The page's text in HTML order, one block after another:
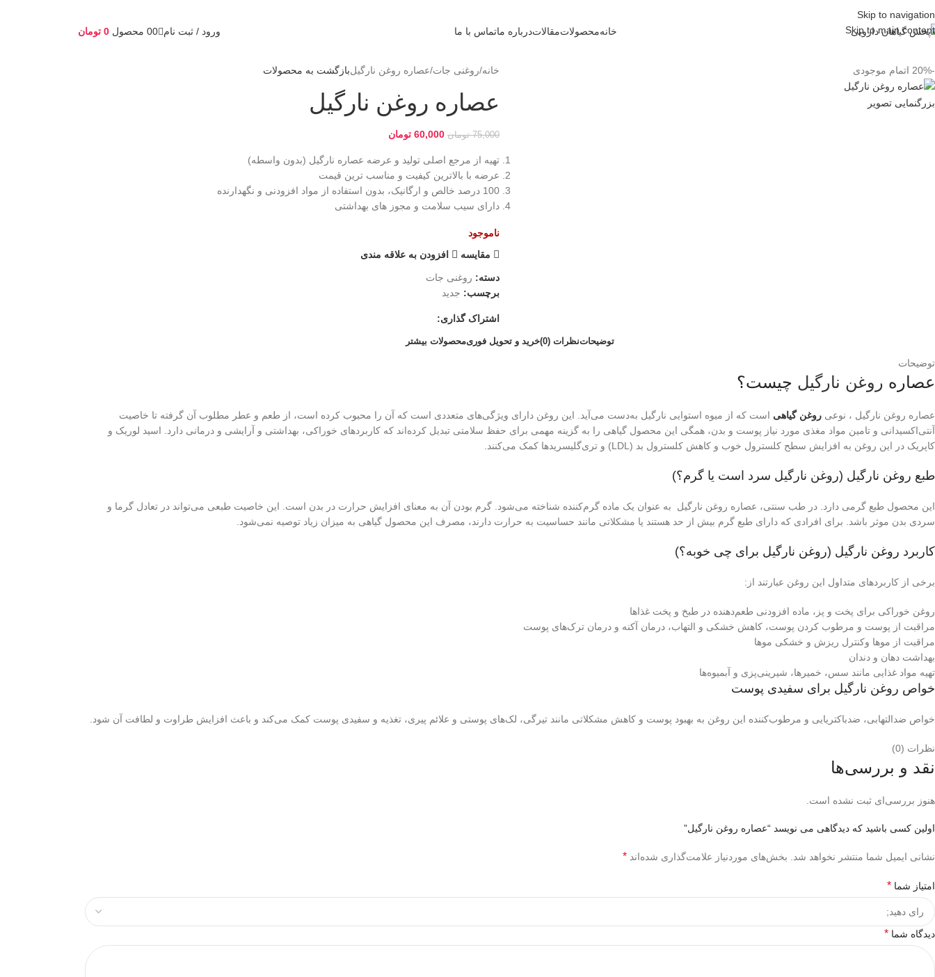
Skip to navigation
Skip to main content
خانهمحصولاتمقالاتدرباره ماتماس با ما ورود / ثبت نام 0
0 محصول 0 تومان
-20% اتمام موجودی
بزرگنمایی تصویر
خانه روغنی جات عصاره روغن نارگیلبازگشت به محصولات
عصاره روغن نارگیل
75,000 تومان 60,000 تومان
تهیه از مرجع اصلی تولید و عرضه عصاره نارگیل (بدون واسطه)
عرضه با بالاترین کیفیت و مناسب ترین قیمت
100 درصد خالص و ارگانیک، بدون استفاده از مواد افزودنی و نگهدارنده
دارای سیب سلامت و مجوز های بهداشتی
ناموجود
مقایسه
افزودن به علاقه مندی
دسته: روغنی جات
برچسب: جدید
اشتراک گذاری:
توضیحاتنظرات (0) خرید و تحویل فوریمحصولات بیشتر
توضیحات
عصاره روغن نارگیل چیست؟
عصاره روغن نارگیل ، نوعی روغن گیاهی است که از میوه استوایی نارگیل به‌دست می‌آید. این روغن دارای ویژگی‌های متعددی است که آن را محبوب کرده است، از طعم و عطر مطلوب آن گرفته تا خاصیت
آنتی‌اکسیدانی و تامین مواد مغذی مورد نیاز پوست و بدن، همگی این محصول گیاهی را به گزینه مهمی برای حفظ سلامتی تبدیل کرده‌اند که کاربردهای خوراکی، بهداشتی و آرایشی و درمانی دارد. اسید لوریک و
کاپریک در این روغن به افزایش سطح کلسترول خوب و کاهش کلسترول بد (LDL) و تری‌گلیسریدها کمک می‌کنند.
طبع روغن نارگیل (روغن نارگیل سرد است یا گرم؟)
این محصول طبع گرمی دارد. در طب سنتی، عصاره روغن نارگیل به عنوان یک ماده گرم‌کننده شناخته می‌شود. گرم بودن آن به معنای افزایش حرارت در بدن است. این خاصیت طبعی می‌تواند در تعادل گرما و
سردی بدن موثر باشد. برای افرادی که دارای طبع گرم بیش از حد هستند یا مشکلاتی مانند حساسیت به حرارت دارند، مصرف این محصول گیاهی به میزان زیاد توصیه نمی‌شود.
کاربرد روغن نارگیل (روغن نارگیل برای چی خوبه؟)
برخی از کاربردهای متداول این روغن عبارتند از:
روغن خوراکی برای پخت و پز، ماده افزودنی طعم‌دهنده در طبخ و پخت غذاها
مراقبت از پوست و مرطوب کردن پوست، کاهش خشکی و التهاب، درمان آکنه و درمان ترک‌های پوست
مراقبت از موها وکنترل ریزش و خشکی موها
بهداشت دهان و دندان
تهیه مواد غذایی مانند سس‌، خمیرها، شیرینی‌پزی و آبمیوه‌ها
خواص روغن نارگیل برای سفیدی پوست
خواص ضدالتهابی، ضدباکتریایی و مرطوب‌کننده این روغن به بهبود پوست و کاهش مشکلاتی مانند تیرگی‌، لک‌های پوستی و علائم پیری، تغذیه و سفیدی پوست کمک می‌کند و باعث افزایش طراوت و لطافت آن شود.
نظرات (0)
نقد و بررسی‌ها
هنوز بررسی‌ای ثبت نشده است.
اولین کسی باشید که دیدگاهی می نویسد “عصاره روغن نارگیل”
نشانی ایمیل شما منتشر نخواهد شد. بخش‌های موردنیاز علامت‌گذاری شده‌اند *
امتیاز شما *
دیدگاه شما *